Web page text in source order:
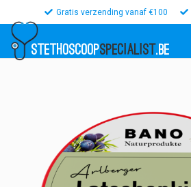
Gratis verzending vanaf €100
STETHOSCOOPSPECIALIST.BE